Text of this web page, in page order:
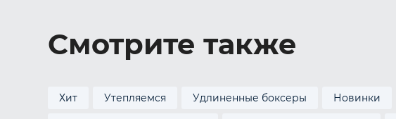
Смотрите также
Хит Утепляемся Удлиненные боксеры Новинки